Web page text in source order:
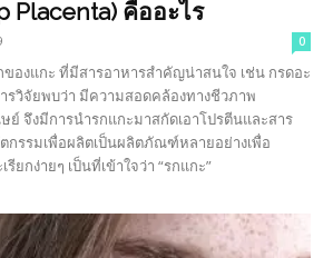
Placenta) คืออะไร
0
องแกะ ที่มีสารอาหารสำคัญน่าสนใจ เช่น กรดอะ
รวิจัยพบว่า มีความสอดคล้องทางชีวภาพ
จึงมีการนำรกแกะมาสกัดเอาโปรตีนและสาร
รรมเพื่อผลิตเป็นผลิตภัณฑ์หลายอย่างเพื่อ
ยกง่ายๆ เป็นที่เข้าใจว่า “รกแกะ”